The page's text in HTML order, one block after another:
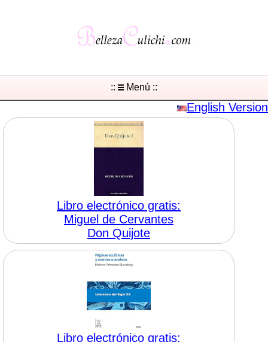
:: Menú ::
English Version
Libro electrónico gratis:
Miguel de Cervantes
Don Quijote
Libro electrónico gratis: